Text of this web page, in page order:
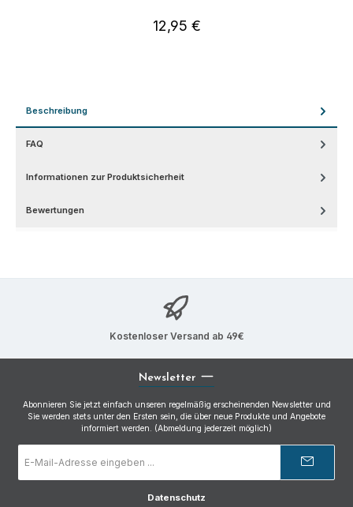
Regulärer Preis:
12,95 €
Beschreibung
FAQ
Informationen zur Produktsicherheit
Bewertungen
Kostenloser Versand ab 49€
Newsletter
Abonnieren Sie jetzt einfach unseren regelmäßig erscheinenden Newsletter und
Sie werden stets unter den Ersten sein, die über neue Produkte und Angebote
informiert werden. (Abmeldung jederzeit möglich)
Mail-
Datenschutz